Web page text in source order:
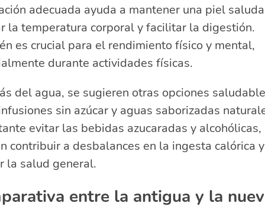
adecuada ayuda a mantener una piel
la temperatura corporal y facilitar la digestión.
es crucial para el rendimiento físico y mental,
durante actividades físicas.
del agua, se sugieren otras opciones
sin azúcar y aguas saborizadas
evitar las bebidas azucaradas y alcohólicas,
contribuir a desbalances en la ingesta calórica y
la salud general.
entre la antigua y la